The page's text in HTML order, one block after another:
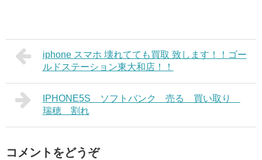
iphone スマホ 壊れてても買取 致します！！ゴー
ルドステーション東大和店！！
IPHONE5S ソフトバンク 売る 買い取り
瑞穂 割れ
コメントをどうぞ